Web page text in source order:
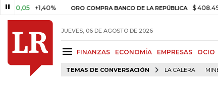
+1,40% ORO COMPRA BANCO DE LA REPÚBLICA $ 408.498,97
JUEVES, 06 DE AGOSTO DE 2026
FINANZAS ECONOMÍA EMPRESAS OCIO
TEMAS DE CONVERSACIÓN LA CALERA